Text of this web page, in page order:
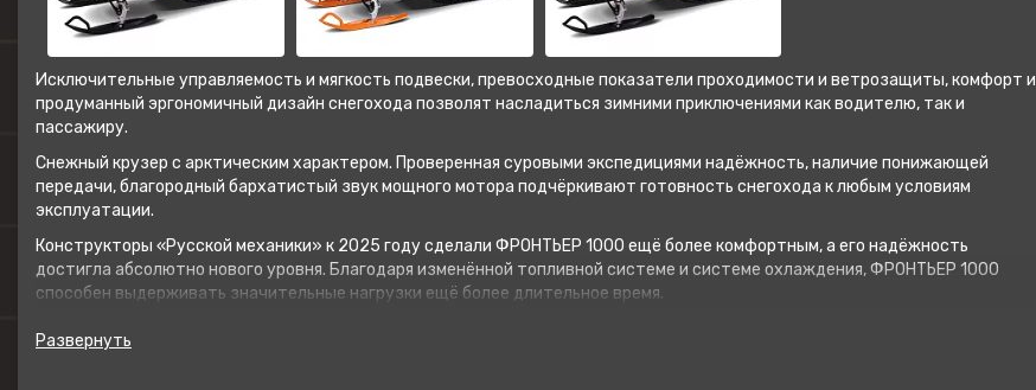
Исключительные управляемость и мягкость подвески, превосходные показатели проходимости и ветрозащиты, комфорт и
продуманный эргономичный дизайн снегохода позволят насладиться зимними приключениями как водителю, так и
пассажиру.
Снежный крузер с арктическим характером. Проверенная суровыми экспедициями надёжность, наличие понижающей
передачи, благородный бархатистый звук мощного мотора подчёркивают готовность снегохода к любым условиям
эксплуатации.
Конструкторы «Русской механики» к 2025 году сделали ФРОНТЬЕР 1000 ещё более комфортным, а его надёжность
достигла абсолютно нового уровня. Благодаря изменённой топливной системе и системе охлаждения, ФРОНТЬЕР 1000
способен выдерживать значительные нагрузки ещё более длительное время.
Модель 2025 года отличается сочными стильными расцветками, передающими настроение настоящих зимних
приключений и яркие эмоции, которые дарит ФРОНТЬЕР 1000 своим владельцам.